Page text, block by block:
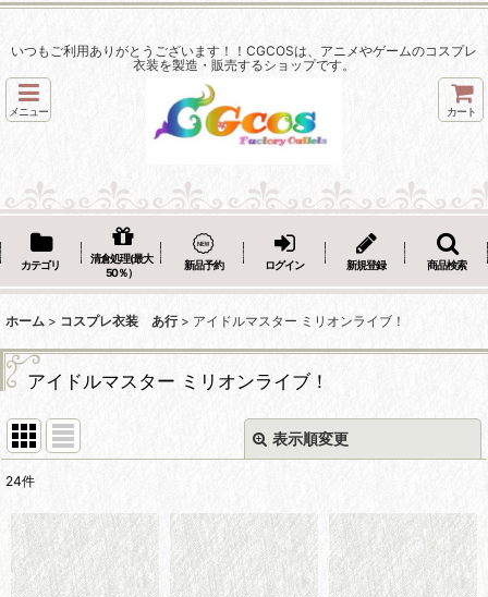
いつもご利用ありがとうございます！！CGCOSは、アニメやゲームのコスプレ
衣装を製造・販売するショップです。
メニュー カート
カテゴリ
清倉処理(最大
50％）
新品予約 ログイン 新規登録 商品検索
ホーム > コスプレ衣装 あ行 > アイドルマスター ミリオンライブ！
アイドルマスター ミリオンライブ！
表示順変更
並び順:
24件